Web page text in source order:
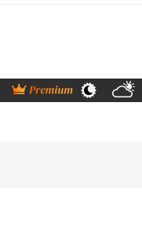
Marathi Bengali Telugu